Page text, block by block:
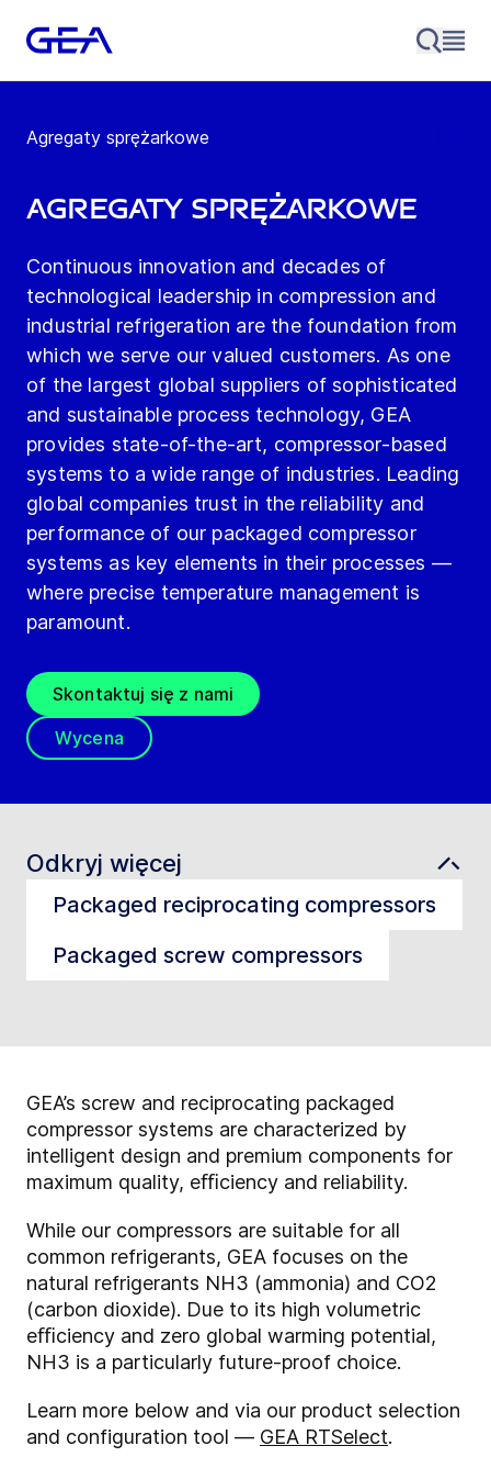
Agregaty sprężarkowe
Agregaty sprężarkowe
Continuous innovation and decades of
technological leadership in compression and
industrial refrigeration are the foundation from
which we serve our valued customers. As one
of the largest global suppliers of sophisticated
and sustainable process technology, GEA
provides state-of-the-art, compressor-based
systems to a wide range of industries. Leading
global companies trust in the reliability and
performance of our packaged compressor
systems as key elements in their processes —
where precise temperature management is
paramount.
Skontaktuj się z nami
Wycena
Odkryj więcej
Packaged reciprocating compressors
Packaged screw compressors
GEA’s screw and reciprocating packaged
compressor systems are characterized by
intelligent design and premium components for
maximum quality, eﬃciency and reliability.
While our compressors are suitable for all
common refrigerants, GEA focuses on the
natural refrigerants NH3 (ammonia) and CO2
(carbon dioxide). Due to its high volumetric
eﬃciency and zero global warming potential,
NH3 is a particularly future-proof choice.
Learn more below and via our product selection
and configuration tool — GEA RTSelect.